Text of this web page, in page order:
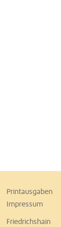
Printausgaben
Impressum
Friedrichshain